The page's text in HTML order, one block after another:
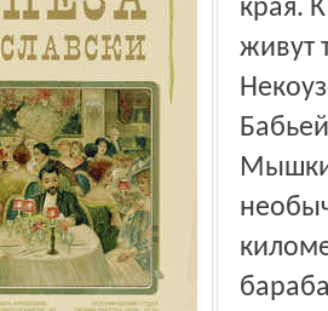
края.
живут